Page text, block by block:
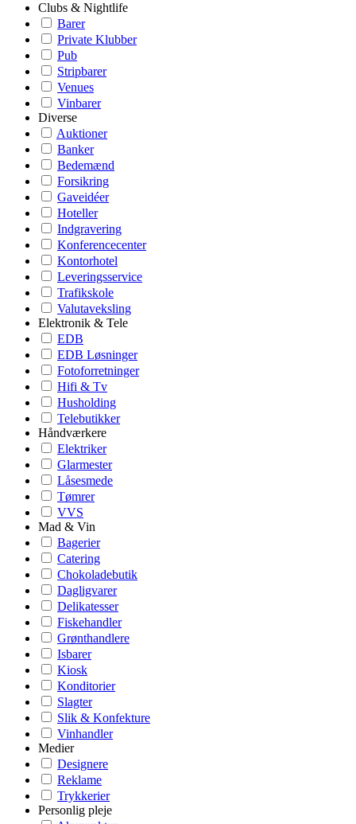
Clubs & Nightlife
Barer
Private Klubber
Pub
Stripbarer
Venues
Vinbarer
Diverse
Auktioner
Banker
Bedemænd
Forsikring
Gaveidéer
Hoteller
Indgravering
Konferencecenter
Kontorhotel
Leveringsservice
Trafikskole
Valutaveksling
Elektronik & Tele
EDB
EDB Løsninger
Fotoforretninger
Hifi & Tv
Husholding
Telebutikker
Håndværkere
Elektriker
Glarmester
Låsesmede
Tømrer
VVS
Mad & Vin
Bagerier
Catering
Chokoladebutik
Dagligvarer
Delikatesser
Fiskehandler
Grønthandlere
Isbarer
Kiosk
Konditorier
Slagter
Slik & Konfekture
Vinhandler
Medier
Designere
Reklame
Trykkerier
Personlig pleje